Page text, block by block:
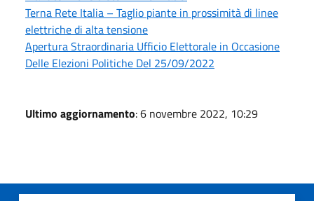
Terna Rete Italia – Taglio piante in prossimità di linee
elettriche di alta tensione
Apertura Straordinaria Ufficio Elettorale in Occasione
Delle Elezioni Politiche Del 25/09/2022
Ultimo aggiornamento: 6 novembre 2022, 10:29